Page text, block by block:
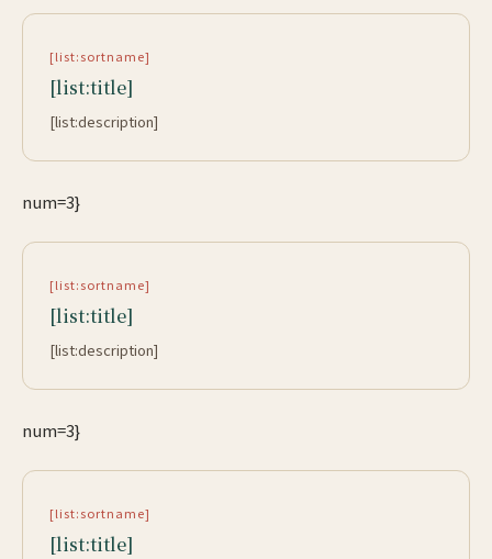
[list:sortname]
[list:title]
[list:description]
num=3}
[list:sortname]
[list:title]
[list:description]
num=3}
[list:sortname]
[list:title]